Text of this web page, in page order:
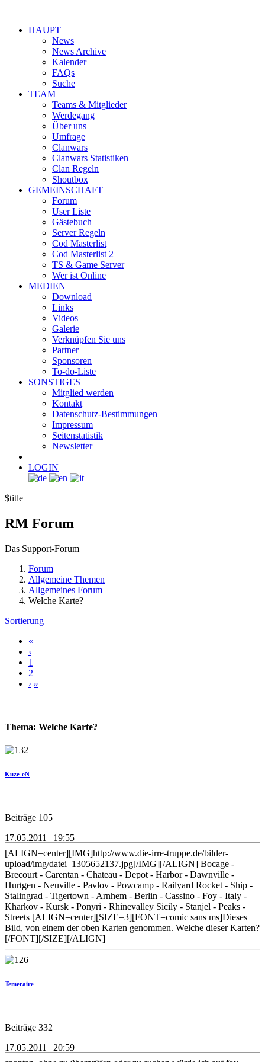
HAUPT
News
News Archive
Kalender
FAQs
Suche
TEAM
Teams & Mitglieder
Werdegang
Über uns
Umfrage
Clanwars
Clanwars Statistiken
Clan Regeln
Shoutbox
GEMEINSCHAFT
Forum
User Liste
Gästebuch
Server Regeln
Cod Masterlist
Cod Masterlist 2
TS & Game Server
Wer ist Online
MEDIEN
Download
Links
Videos
Galerie
Verknüpfen Sie uns
Partner
Sponsoren
To-do-Liste
SONSTIGES
Mitglied werden
Kontakt
Datenschutz-Bestimmungen
Impressum
Seitenstatistik
Newsletter
LOGIN
$title
RM Forum
Das Support-Forum
Forum
Allgemeine Themen
Allgemeines Forum
Welche Karte?
Sortierung
«
‹
1
2
› »
Thema: Welche Karte?
Kuze-eN
Beiträge 105
17.05.2011 | 19:55
[ALIGN=center][IMG]http://www.die-irre-truppe.de/bilder-
upload/img/datei_1305652137.jpg[/IMG][/ALIGN] Bocage -
Brecourt - Carentan - Chateau - Depot - Harbor - Dawnville -
Hurtgen - Neuville - Pavlov - Powcamp - Railyard Rocket - Ship -
Stalingrad - Tigertown - Arnhem - Berlin - Cassino - Foy - Italy -
Kharkov - Kursk - Ponyri - Rhinevalley Sicily - Stanjel - Peaks -
Streets [ALIGN=center][SIZE=3][FONT=comic sans ms]Dieses
Bild, von einem der oben Karten genommen. Welche dieser Karten?
[/FONT][/SIZE][/ALIGN]
Temeraire
Beiträge 332
17.05.2011 | 20:59